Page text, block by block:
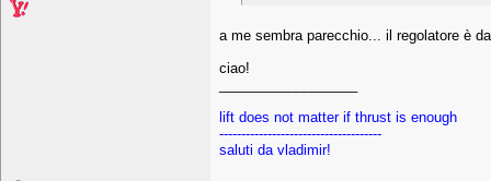
a me sembra parecchio... il regolatore è
ciao!
lift does not matter if thrust is enough
-------------------------------------
saluti da vladimir!